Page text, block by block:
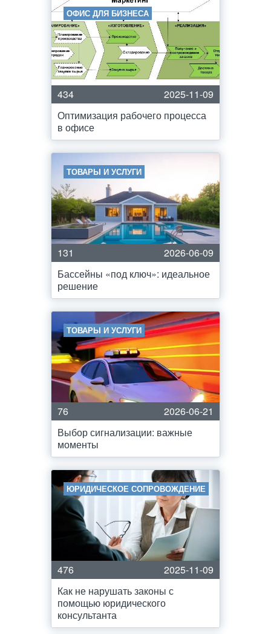
ОФИС ДЛЯ БИЗНЕСА
434
2025-11-09
Оптимизация рабочего процесса
в офисе
ТОВАРЫ И УСЛУГИ
131
2026-06-09
Бассейны «под ключ»: идеальное
решение
ТОВАРЫ И УСЛУГИ
76
2026-06-21
Выбор сигнализации: важные
моменты
ЮРИДИЧЕСКОЕ СОПРОВОЖДЕНИЕ
476
2025-11-09
Как не нарушать законы с
помощью юридического
консультанта